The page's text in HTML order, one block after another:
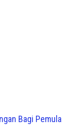
Bagi Pemula